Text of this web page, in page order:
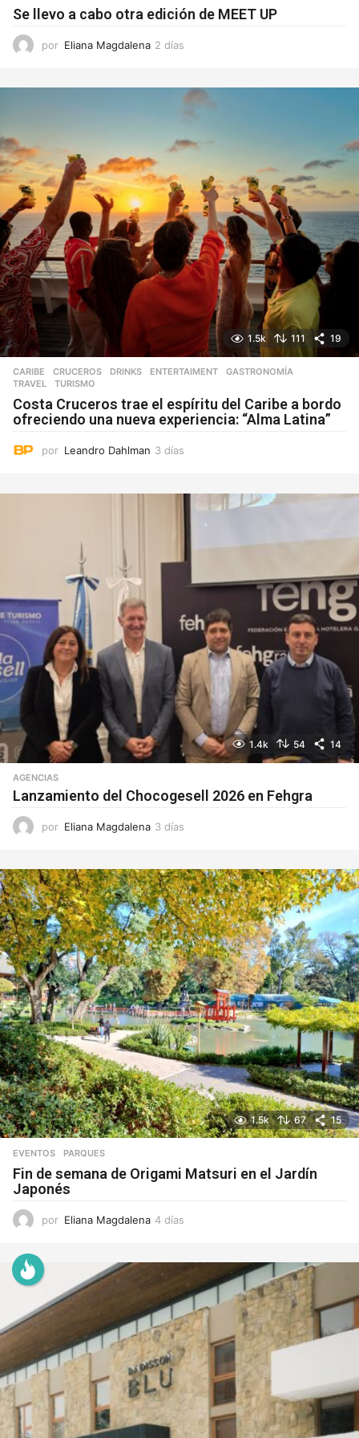
Se llevo a cabo otra edición de MEET UP
por Eliana Magdalena 2 días
a
s
1.5k 111 19
CARIBE ,CRUCEROS ,DRINKS ,ENTERTAIMENT ,GASTRONOMÍA
TRAVEL
,TURISMO
Costa Cruceros trae el espíritu del Caribe a bordo
ofreciendo una nueva experiencia: “Alma Latina”
por Leandro Dahlman 3 días
a
1.4k 54 14
AGENCIAS
Lanzamiento del Chocogesell 2026 en Fehgra
por Eliana Magdalena 3 días
a
s
1.5k 67 15
EVENTOS ,PARQUES
Fin de semana de Origami Matsuri en el Jardín
Japonés
por Eliana Magdalena 4 días
a